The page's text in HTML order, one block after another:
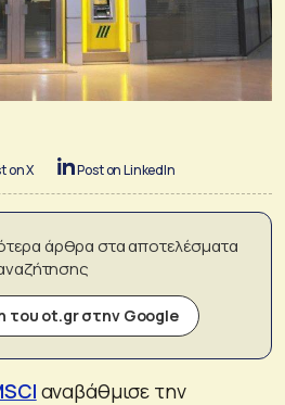
on X Post on LinkedIn
άρθρα στα αποτελέσματα
του ot.gr στην Google
αναβάθμισε την